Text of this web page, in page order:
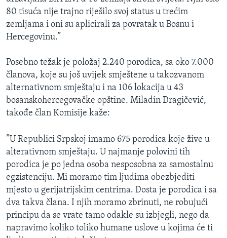
80 tisuća nije trajno riješilo svoj status u trećim
zemljama i oni su aplicirali za povratak u Bosnu i
Hercegovinu.”
Posebno težak je položaj 2.240 porodica, sa oko 7.000
članova, koje su još uvijek smještene u takozvanom
alternativnom smještaju i na 106 lokacija u 43
bosanskohercegovačke opštine. Miladin Dragičević,
takođe član Komisije kaže:
”U Republici Srpskoj imamo 675 porodica koje žive u
alterativnom smještaju. U najmanje polovini tih
porodica je po jedna osoba nesposobna za samostalnu
egzistenciju. Mi moramo tim ljudima obezbjediti
mjesto u gerijatrijskim centrima. Dosta je porodica i sa
dva takva člana. I njih moramo zbrinuti, ne robujući
principu da se vrate tamo odakle su izbjegli, nego da
napravimo koliko toliko humane uslove u kojima će ti